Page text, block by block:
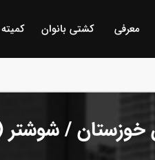
معرفی كشتی بانوان
خوزستان /